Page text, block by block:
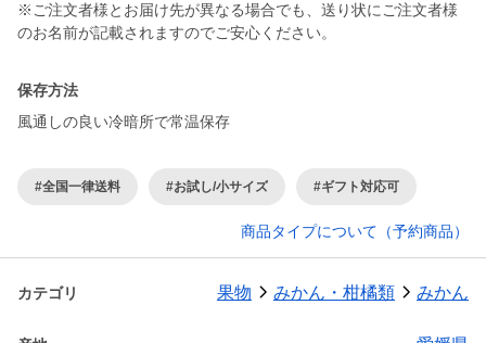
※ご注文者様とお届け先が異なる場合でも、送り状にご注文者様
のお名前が記載されますのでご安心ください。
保存方法
風通しの良い冷暗所で常温保存
#全国一律送料 #お試し/小サイズ #ギフト対応可
商品タイプについて（予約商品）
カテゴリ 果物 みかん・柑橘類 みかん